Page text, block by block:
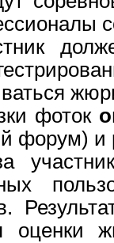
фоток
форум)
оценки